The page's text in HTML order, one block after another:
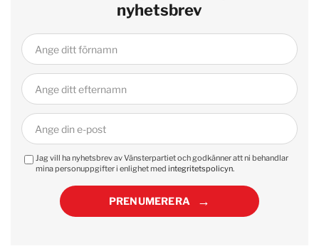
nyhetsbrev
Jag vill ha nyhetsbrev av Vänsterpartiet och godkänner att ni behandlar
mina personuppgifter i enlighet med integritetspolicyn.
PRENUMERERA